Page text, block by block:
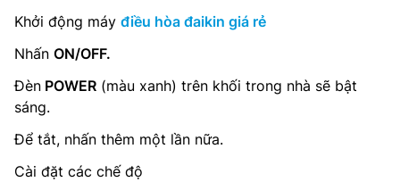
Khởi động máy điều hòa đaikin giá rẻ
Nhấn ON/OFF.
Đèn POWER (màu xanh) trên khối trong nhà sẽ bật
sáng.
Để tắt, nhấn thêm một lần nữa.
Cài đặt các chế độ